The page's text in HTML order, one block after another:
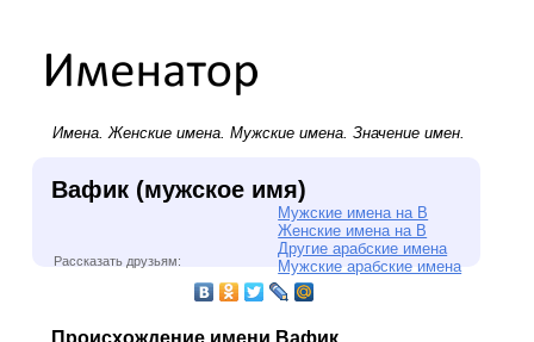
Имена.Женские имена. Мужские имена. Значение имен.
Вафик (мужское имя)
Мужские имена на В
Женские имена на В
Другие арабские имена
Мужские арабские имена
Рассказать друзьям:
Происхождение имени Вафик